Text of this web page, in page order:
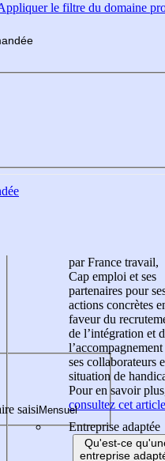
le filtre du domaine
saisi
par France travail,
Cap emploi et ses
partenaires pour
actions concrètes
faveur du
de l’intégration et
l’accompagnement
ses collaborateurs
situation de
Pour en savoir
consultez cet article
Entreprise adaptée
Qu'est-ce
entreprise